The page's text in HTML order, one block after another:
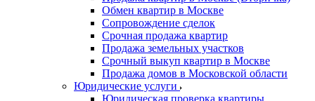
Обмен квартир в Москве
Сопровождение сделок
Срочная продажа квартир
Продажа земельных участков
Срочный выкуп квартир в Москве
Продажа домов в Московской области
Юридические услуги
Юридическая проверка квартиры